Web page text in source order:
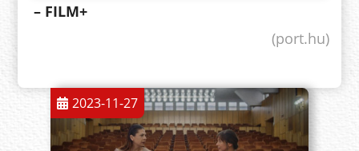
– FILM+
(port.hu)
2023-11-27